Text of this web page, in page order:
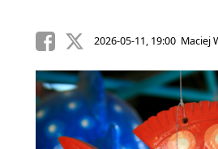
2026-05-11, 19:00 Maciej